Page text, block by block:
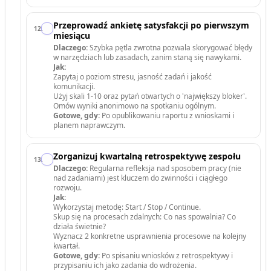
12.
Przeprowadź ankietę satysfakcji po pierwszym
miesiącu
Dlaczego:Szybka pętla zwrotna pozwala skorygować błędy
w narzędziach lub zasadach, zanim staną się nawykami.
Jak:
Zapytaj o poziom stresu, jasność zadań i jakość
komunikacji.
Użyj skali 1-10 oraz pytań otwartych o 'największy bloker'.
Omów wyniki anonimowo na spotkaniu ogólnym.
Gotowe, gdy: Po opublikowaniu raportu z wnioskami i
planem naprawczym.
13. Zorganizuj kwartalną retrospektywę zespołu
Dlaczego: Regularna refleksja nad sposobem pracy (nie
nad zadaniami) jest kluczem do zwinności i ciągłego
rozwoju.
Jak:
Wykorzystaj metodę: Start / Stop / Continue.
Skup się na procesach zdalnych: Co nas spowalnia? Co
działa świetnie?
Wyznacz 2 konkretne usprawnienia procesowe na kolejny
kwartał.
Gotowe, gdy: Po spisaniu wniosków z retrospektywy i
przypisaniu ich jako zadania do wdrożenia.